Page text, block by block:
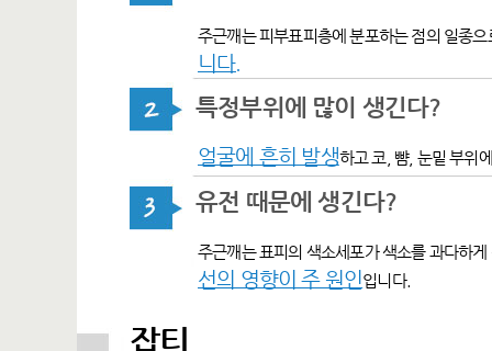
주근깨는 피부표피층에 분포하는 점의 일종
니다.
특정부위에 많이 생긴다?
얼굴에 흔히 발생하고 코, 뺨, 눈밑 부위
유전 때문에 생긴다?
주근깨는 표피의 색소세포가 색소를 과다하
선의 영향이 주 원인입니다.
잡티